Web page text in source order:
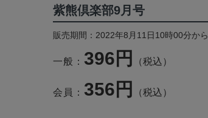
紫熊倶楽部9月号
販売期間：2022年8月11日10時00分から
一般： 396円 （税込）
会員： 356円 （税込）